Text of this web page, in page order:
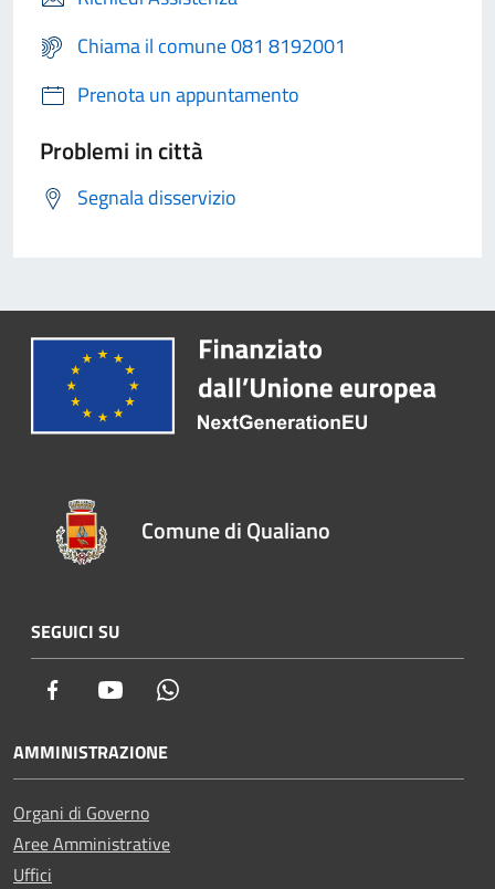
Chiama il comune 081 8192001
Prenota un appuntamento
Problemi in città
Segnala disservizio
Comune di Qualiano
SEGUICI SU
Facebook Youtube
AMMINISTRAZIONE
Organi di Governo
Aree Amministrative
Uffici